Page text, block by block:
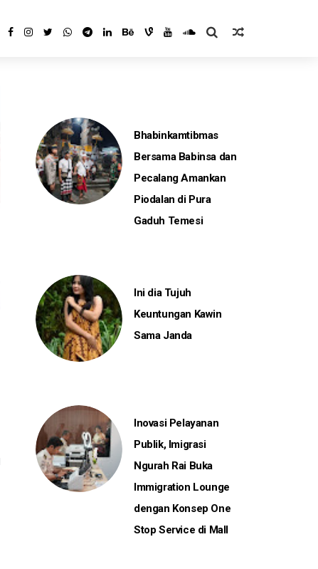
Bhabinkamtibmas
Bersama Babinsa dan
Pecalang Amankan
Piodalan di Pura
Gaduh Temesi
Ini dia Tujuh
Keuntungan Kawin
Sama Janda
Inovasi Pelayanan
Publik, Imigrasi
Ngurah Rai Buka
Immigration Lounge
dengan Konsep One
Stop Service di Mall